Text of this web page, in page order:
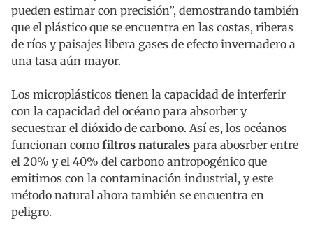
pueden estimar con precisión”, demostrando también
que el plástico que se encuentra en las costas, riberas
de ríos y paisajes libera gases de efecto invernadero a
una tasa aún mayor.
Los microplásticos tienen la capacidad de interferir
con la capacidad del océano para absorber y
secuestrar el dióxido de carbono. Así es, los océanos
funcionan como filtros naturales para abosrber entre
el 20% y el 40% del carbono antropogénico que
emitimos con la contaminación industrial, y este
método natural ahora también se encuentra en
peligro.